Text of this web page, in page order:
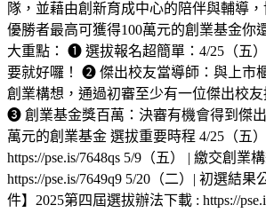
隊，並藉由創新育成中心的陪伴與輔導
優勝者最高可獲得100萬元的創業基金你
大重點： ❶ 選拔報名超簡單：4/25（五
要就好囉！ ❷ 傑出校友當導師：與上市
創業構想，通過初審至少有一位傑出校
❸ 創業基金獎百萬：決審有機會得到傑
萬元的創業基金 選拔重要時程 4/25（五
https://pse.is/7648qs 5/9（五） | 繳交創業
https://pse.is/7649q9 5/20（二）| 初選結
件】2025第四屆選拔辦法下載 : https://